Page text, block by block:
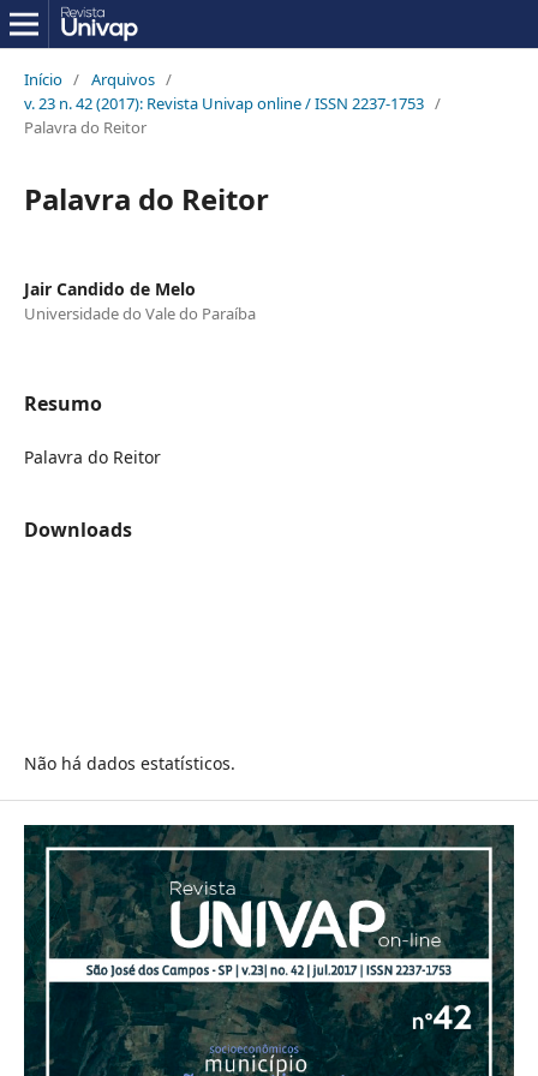
Início / Arquivos /
v. 23 n. 42 (2017): Revista Univap online / ISSN 2237-1753 /
Palavra do Reitor
Palavra do Reitor
Jair Candido de Melo
Universidade do Vale do Paraíba
Resumo
Palavra do Reitor
Downloads
Não há dados estatísticos.